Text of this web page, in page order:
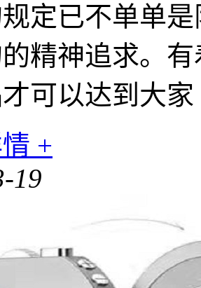
定已不单单
精神追求。
可以达到大
+
19